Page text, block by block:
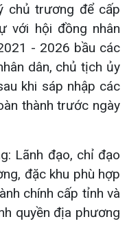
chủ trương để cấp
với hội đồng nhân
- 2026 bầu các
dân, chủ tịch ủy
khi sáp nhập các
thành trước ngày
Lãnh đạo, chỉ đạo
đặc khu phù hợp
chính cấp tỉnh và
quyền địa phương